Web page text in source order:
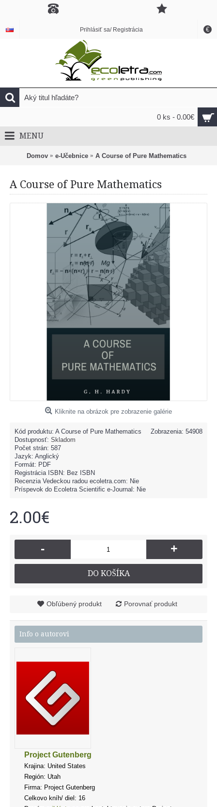
€
Prihlásiť sa/ Registrácia
0 ks - 0.00€
MENU
Domov e-Učebnice A Course of Pure Mathematics
A Course of Pure Mathematics
Kliknite na obrázok pre zobrazenie galérie
Zobrazenia: 54908
Kód produktu: A Course of Pure Mathematics
Dostupnosť: Skladom
Počet strán: 587
Jazyk: Anglický
Formát: PDF
Registrácia ISBN: Bez ISBN
Recenzia Vedeckou radou ecoletra.com: Nie
Príspevok do Ecoletra Scientific e-Journal: Nie
2.00€
- +
DO KOŠÍKA
Obľúbený produkt Porovnať produkt
Info o autorovi
Project Gutenberg
Krajina: United States
Región: Utah
Firma: Project Gutenberg
Celkovo kníh/ diel: 16